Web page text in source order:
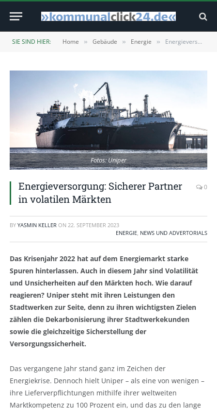
SIE SIND HIER: Home » Gebäude » Energie » Energieversorgung: Sicherer Partner in volatilen Märkten
Fotos: Uniper
Energieversorgung: Sicherer Partner
in volatilen Märkten
0
BY YASMIN KELLER ON 22. SEPTEMBER 2023
ENERGIE, NEWS UND ADVERTORIALS
Das Krisenjahr 2022 hat auf dem Energiemarkt starke
Spuren hinterlassen. Auch in diesem Jahr sind Volatilität
und Unsicherheiten auf den Märkten hoch. Wie darauf
reagieren? Uniper steht mit ihren Leistungen den
Stadtwerken zur Seite, denn zu ihren wichtigsten Zielen
zählen die Dekarbonisierung ihrer Stadtwerkekunden
sowie die gleichzeitige Sicherstellung der
Versorgungssicherheit.
Das vergangene Jahr stand ganz im Zeichen der
Energiekrise. Dennoch hielt Uniper – als eine von wenigen –
ihre Lieferverpflichtungen mithilfe ihrer weltweiten
Marktkompetenz zu 100 Prozent ein, und das zu den lange